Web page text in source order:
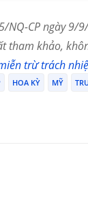
NQ-CP ngày
tham khảo,
trừ trách
HOA KỲ MỸ